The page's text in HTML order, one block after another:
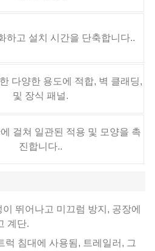
하고 설치 시간을 단축합니다..
다양한 용도에 적합, 벽 클래딩,
및 장식 패널.
걸쳐 일관된 적용 및 모양을 촉
진합니다..
이 뛰어나고 미끄럼 방지, 공장에
계단.
럭 침대에 사용됨, 트레일러, 그